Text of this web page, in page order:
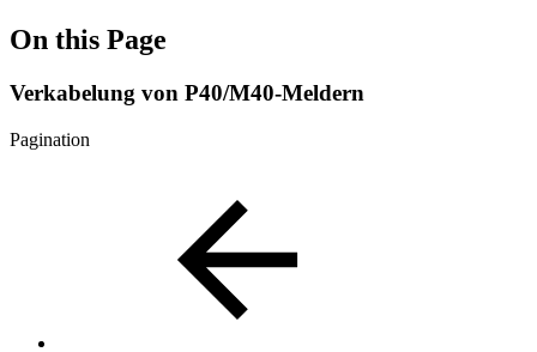
On this Page
Verkabelung von P40/M40-Meldern
Pagination